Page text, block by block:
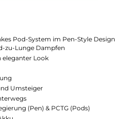
Zugautomatik, die durch
Mundstück des Pods aktiviert
speziell für das MTL Dampfen
für ein zigarettenähnliches
Indikator informiert über den
integrierte Schutzschaltungen
sorgen. Der Akku lässt sich
C Anschluss oder magnetisch
Wenax M Powerbank